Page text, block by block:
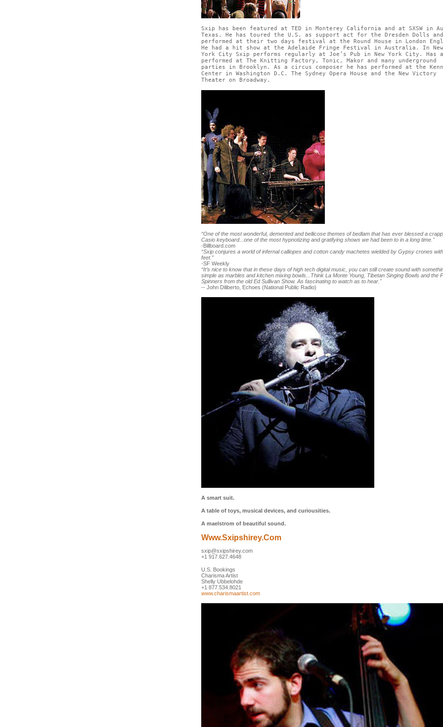
Sxip has been featured at TED in Monterey California and at SXSW in
Texas. He has toured the U.S. as support act for the Dresden Dolls and
performed at their two days festival at the Round House in London
He had a hit show at the Adelaide Fringe Festival in Australia. In New
York City Sxip performs regularly at Joe’s Pub in New York City. Has
performed at The Knitting Factory, Tonic, Makor and many underground
parties in Brooklyn. As a circus composer he has performed at the
Center in Washington D.C. The Sydney Opera House and the New Victory
Theater on Broadway.
“One of the most wonderful, demented and bellicose themes of bedlam that has ever blessed a
Casio keyboard...one of the most hypnotizing and gratifying shows we had been to in a long time."
-Billboard.com
“Sxip conjures a world of infernal calliopes and cotton candy machetes wielded by Gypsy crones
feet.”
-SF Weekly
“It’s nice to know that in these days of high tech digital music, you can still create sound with
simple as marbles and kitchen mixing bowls...Think La Monte Young, Tibetan Singing Bowls and the
Spinners from the old Ed Sullivan Show. As fascinating to watch as to hear."
-- John Diliberto, Echoes (National Public Radio)
A smart suit.
A table of toys, musical devices, and curiousities.
A maelstrom of beautiful sound.
Www.sxipshirey.com
sxip@sxipshirey.com
+1 917.627.4648
U.S. Bookings
Charisma Artist
Shelly Ubbelohde
+1 877.534.8021
www.charismaartist.com